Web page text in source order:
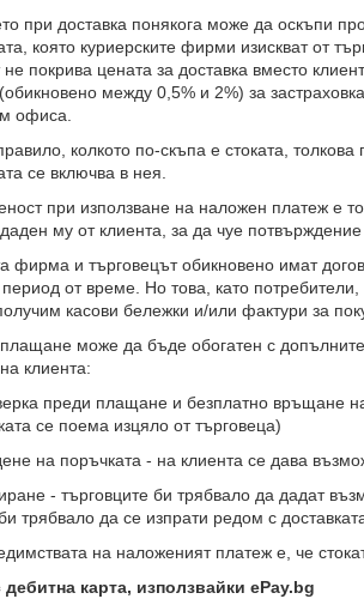
при доставка понякога може да оскъпи
която куриерските фирми изискват от
не покрива цената за доставка вместо
между 0,5% и 2%) за
офиса.
колкото по-скъпа е стоката,
се включва в нея.
при използване на наложен платеж е
му от клиента, за да чуе потвърждение
фирма и търговецът обикновено имат
от време. Но това, като
касови бележки и/или фактури за
може да бъде обогатен с
клиента:
плащане и безплатно връщане на
се поема изцяло от търговеца)
поръчката - на клиента се дава
- търговците би трябвало да дадат
трябвало да се изпрати редом с
на наложеният платеж е, че
карта, използвайки ePay.bg